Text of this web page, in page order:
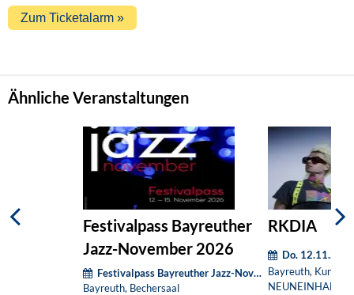
Ähnliche Veranstaltungen
Festivalpass Bayreuther
Jazz-November 2026
Festivalpass Bayreuther Jazz-Nov - 19:30Uhr
Bayreuth, Bechersaal
RKDIA
Do.
Bayreuth, Kunst-
NEUNEINHALB